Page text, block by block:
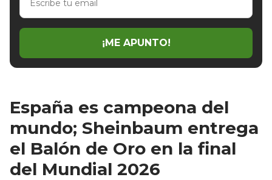
email
¡ME APUNTO!
España es campeona del
mundo; Sheinbaum entrega
el Balón de Oro en la final
del Mundial 2026